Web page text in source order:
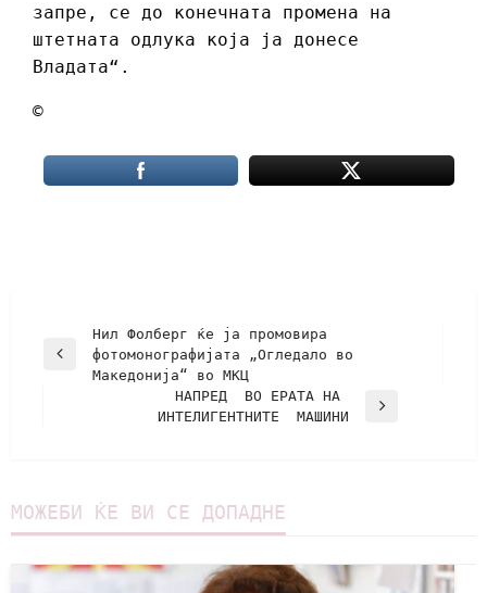
запре, се до конечната промена на
штетната одлука која ја донесе
Владата“.
©
Нил Фолберг ќе ја промовира
фотомонографијата „Огледало во
Македонија“ во МКЦ
НАПРЕД ВО ЕРАТА НА
ИНТЕЛИГЕНТНИТЕ МАШИНИ
МОЖЕБИ ЌЕ ВИ СЕ ДОПАДНЕ